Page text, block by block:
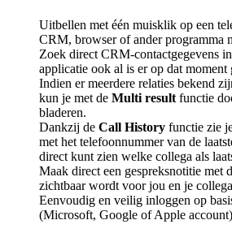
Uitbellen met één muisklik op een
CRM, browser of ander programma
Zoek direct CRM-contactgegevens
applicatie ook al is er op dat moment
Indien er meerdere relaties bekend
kun je met de Multi resultfunctie
bladeren.
Dankzij de Call History functie zie
met het telefoonnummer van de
direct kunt zien welke collega als
Maak direct een gespreksnotitie met
zichtbaar wordt voor jou en je
Eenvoudig en veilig inloggen op
(Microsoft, Google of Apple